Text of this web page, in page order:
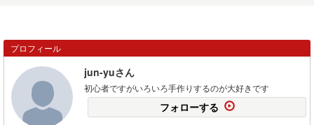
プロフィール
jun-yuさん
初心者ですがいろいろ手作りするのが大好きです
フォローする